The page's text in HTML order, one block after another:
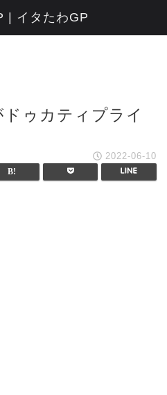
ゥカティプライ
2022-06-10
| イタたわGP